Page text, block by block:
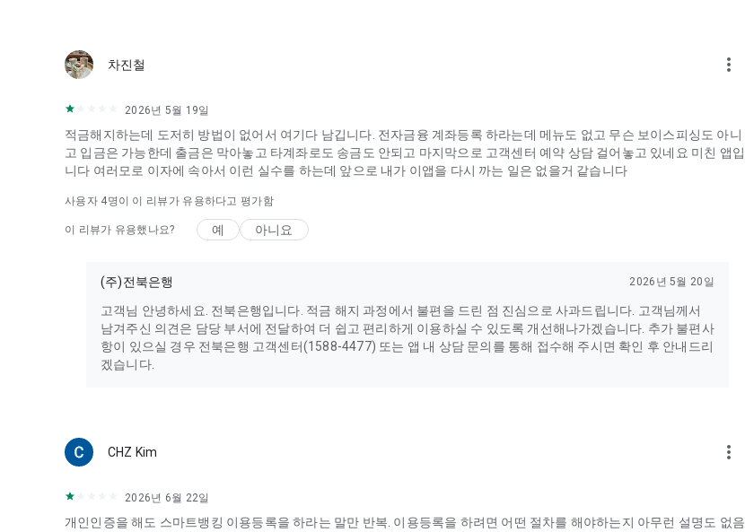
차진철 more_vert
2026년 5월 19일
적금해지하는데 도저히 방법이 없어서 여기다 남깁니다. 전자금융 계좌등록 하라는데 메뉴도 없고 무슨 보이스피싱도 아니
고 입금은 가능한데 출금은 막아놓고 타계좌로도 송금도 안되고 마지막으로 고객센터 예약 상담 걸어놓고 있네요 미친 앱입
니다 여러모로 이자에 속아서 이런 실수를 하는데 앞으로 내가 이앱을 다시 까는 일은 없을거 같습니다
사용자 4명이 이 리뷰가 유용하다고 평가함
이 리뷰가 유용했나요? 예 아니요
(주)전북은행 2026년 5월 20일
고객님 안녕하세요. 전북은행입니다. 적금 해지 과정에서 불편을 드린 점 진심으로 사과드립니다. 고객님께서
남겨주신 의견은 담당 부서에 전달하여 더 쉽고 편리하게 이용하실 수 있도록 개선해나가겠습니다. 추가 불편사
항이 있으실 경우 전북은행 고객센터(1588-4477) 또는 앱 내 상담 문의를 통해 접수해 주시면 확인 후 안내드리
겠습니다.
CHZ Kim more_vert
2026년 6월 22일
개인인증을 해도 스마트뱅킹 이용등록을 하라는 말만 반복. 이용등록을 하려면 어떤 절차를 해야하는지 아무런 설명도 없음.